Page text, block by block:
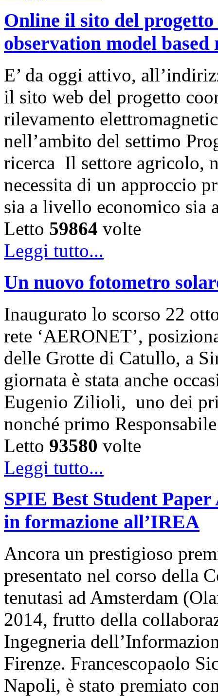
Online il sito del
observation model
E’ da oggi attivo,
il sito web del progetto
rilevamento
nell’ambito del settimo
ricerca Il settore agricolo,
necessita di un approccio
sia a livello economico
Letto 59864 volte
Leggi tutto...
Un nuovo fotometro
Inaugurato lo scorso 22
rete ‘AERONET’,
delle Grotte di Catullo, a
giornata è stata anche
Eugenio Zilioli, uno dei
nonché primo
Letto 93580 volte
Leggi tutto...
SPIE Best Student
in formazione all’IREA
Ancora un prestigioso
presentato nel corso della
tenutasi ad Amsterdam
2014, frutto della
Ingegneria
Firenze. Francescopaolo
Napoli, è stato premiato